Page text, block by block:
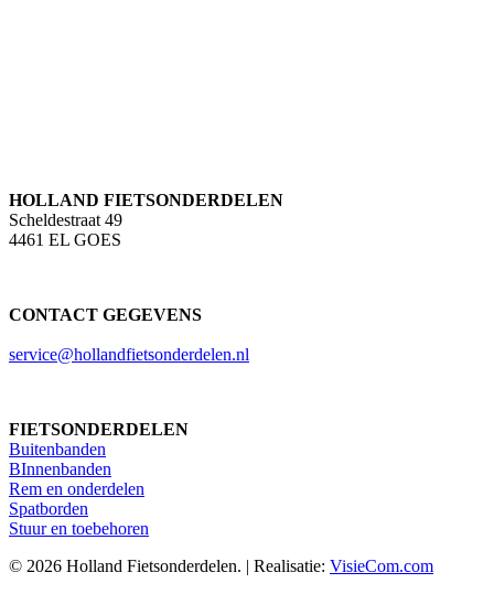
HOLLAND FIETSONDERDELEN
Scheldestraat 49
4461 EL GOES
CONTACT GEGEVENS
service@hollandfietsonderdelen.nl
FIETSONDERDELEN
Buitenbanden
BInnenbanden
Rem en onderdelen
Spatborden
Stuur en toebehoren
© 2026 Holland Fietsonderdelen. | Realisatie: VisieCom.com